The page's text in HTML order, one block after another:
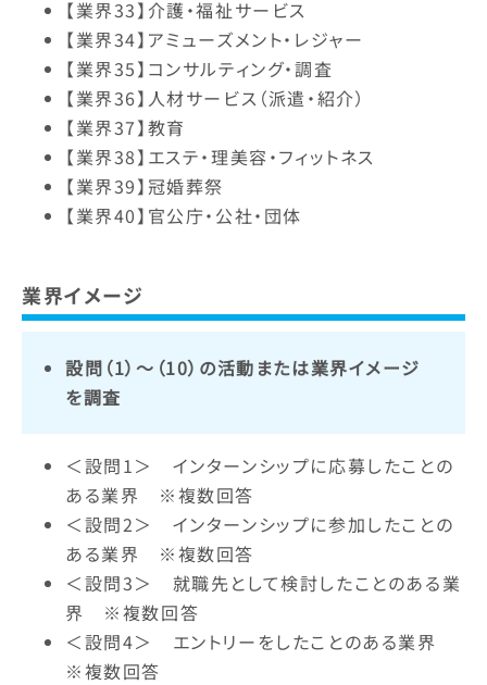
【業界33】介護・福祉サービス
【業界34】アミューズメント・レジャー
【業界35】コンサルティング・調査
【業界36】人材サービス（派遣・紹介）
【業界37】教育
【業界38】エステ・理美容・フィットネス
【業界39】冠婚葬祭
【業界40】官公庁・公社・団体
業界イメージ
設問（1）～（10）の活動または業界イメージ
を調査
＜設問1＞ インターンシップに応募したことの
ある業界 ※複数回答
＜設問2＞ インターンシップに参加したことの
ある業界 ※複数回答
＜設問3＞ 就職先として検討したことのある業
界 ※複数回答
＜設問4＞ エントリーをしたことのある業界
※複数回答